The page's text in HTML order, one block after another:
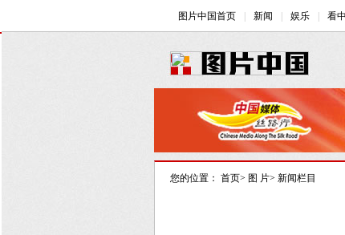
您的位置： 首页> 图 片> 新闻栏目